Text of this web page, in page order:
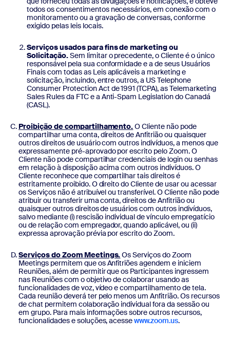
todos os consentimentos necessários, em conexão com o
monitoramento ou a gravação de conversas, conforme
exigido pelas leis locais.
Serviços usados para fins de marketing ou
Solicitação.Sem limitar o precedente, o Cliente é o único
responsável pela sua conformidade e a de seus Usuários
Finais com todas as Leis aplicáveis a marketing e
solicitação, incluindo, entre outros, a US Telephone
Consumer Protection Act de 1991 (TCPA), as Telemarketing
Sales Rules da FTC e a Anti-Spam Legislation do Canadá
(CASL).
Proibição de compartilhamento.O Cliente não pode
compartilhar uma conta, direitos de Anfitrião ou quaisquer
outros direitos de usuário com outros indivíduos, a menos que
expressamente pré-aprovado por escrito pelo Zoom. O
Cliente não pode compartilhar credenciais de login ou senhas
em relação à disposição acima com outros indivíduos. O
Cliente reconhece que compartilhar tais direitos é
estritamente proibido. O direito do Cliente de usar ou acessar
os Serviços não é atribuível ou transferível. O Cliente não pode
atribuir ou transferir uma conta, direitos de Anfitrião ou
quaisquer outros direitos de usuários com outros indivíduos,
salvo mediante (i) rescisão individual de vínculo empregatício
ou de relação com empregador, quando aplicável, ou (ii)
expressa aprovação prévia por escrito do Zoom.
Serviços do Zoom Meetings.Os Serviços do Zoom
Meetings permitem que os Anfitriões agendem e iniciem
Reuniões, além de permitir que os Participantes ingressem
nas Reuniões com o objetivo de colaborar usando as
funcionalidades de voz, vídeo e compartilhamento de tela.
Cada reunião deverá ter pelo menos um Anfitrião. Os recursos
de chat permitem colaboração individual fora da sessão ou
em grupo. Para mais informações sobre outros recursos,
funcionalidades e soluções, acessewww.zoom.us.